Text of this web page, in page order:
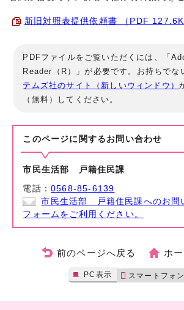
新旧対照表提供依頼書 （PDF
PDFファイルをご覧いただくには、「
Reader（R）」が必要です。お持ちでな
テムズ社のサイト（新しいウィンドウ）
（無料）してください。
このページに関する お問い合わせ
市民生活部 戸籍住民課
電話：0568-85-6139
市民生活部 戸籍住民課へのお問
フォームをご利用ください。
前のページへ戻る ホ
PC表示 スマートフォ